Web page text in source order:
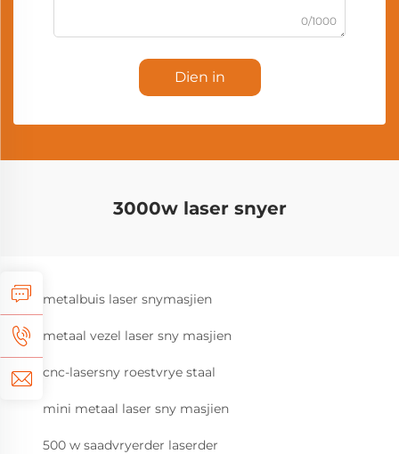
0/1000
Dien in
3000w laser snyer
metalbuis laser snymasjien
metaal vezel laser sny masjien
cnc-lasersny roestvrye staal
mini metaal laser sny masjien
500 w saadvryerder laserder